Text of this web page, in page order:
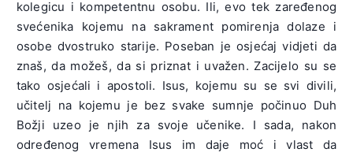
kolegicu i kompetentnu osobu. Ili, evo tek zaređenog
svećenika kojemu na sakrament pomirenja dolaze i
osobe dvostruko starije. Poseban je osjećaj vidjeti da
znaš, da možeš, da si priznat i uvažen. Zacijelo su se
tako osjećali i apostoli. Isus, kojemu su se svi divili,
učitelj na kojemu je bez svake sumnje počinuo Duh
Božji uzeo je njih za svoje učenike. I sada, nakon
određenog vremena Isus im daje moć i vlast da